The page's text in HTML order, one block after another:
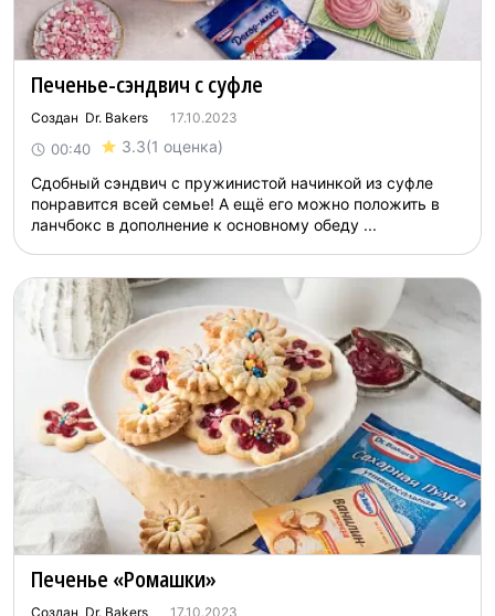
Печенье-сэндвич с суфле
Создан Dr. Bakers 17.10.2023
00:40 3.3(1 оценка)
Сдобный сэндвич с пружинистой начинкой из суфле
понравится всей семье! А ещё его можно положить в
ланчбокс в дополнение к основному обеду ...
Печенье «Ромашки»
Создан Dr. Bakers 17.10.2023